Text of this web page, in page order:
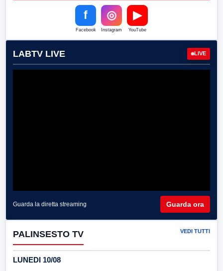
f
Facebook
◎
Instagram
▶
YouTube
LABTV LIVE LIVE
Guarda la diretta streaming Guarda ora
PALINSESTO TV VEDI TUTTI
LUNEDI 10/08